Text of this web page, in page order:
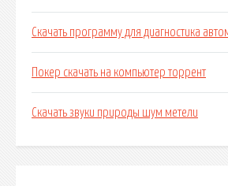
Скачать программу для диагностика
Покер скачать на компьютер торрент
Скачать звуки природы шум метели